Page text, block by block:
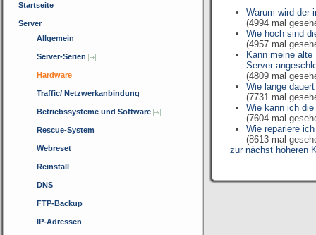
Startseite
Server
Allgemein
Server-Serien
Hardware
Traffic/ Netzwerkanbindung
Betriebssysteme und Software
Rescue-System
Webreset
Reinstall
DNS
FTP-Backup
IP-Adressen
Warum wird der
(4994 mal
Wie hoch sind
(4957 mal
Kann meine
Server
(4809 mal
Wie lange
(7731 mal
Wie kann ich
(7604 mal
Wie repariere
(8613 mal
zur nächst höheren